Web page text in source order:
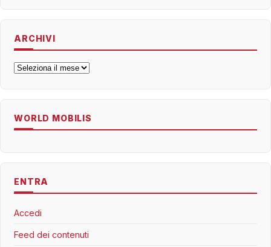
ARCHIVI
Archivi
WORLD MOBILIS
ENTRA
Accedi
Feed dei contenuti